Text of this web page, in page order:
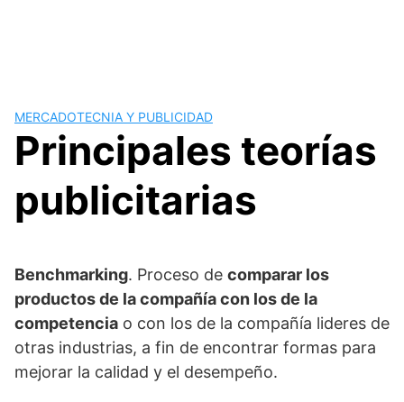
MERCADOTECNIA Y PUBLICIDAD
Principales teorías
publicitarias
Benchmarking. Proceso de comparar los
productos de la compañía con los de la
competencia o con los de la compañía lideres de
otras industrias, a fin de encontrar formas para
mejorar la calidad y el desempeño.